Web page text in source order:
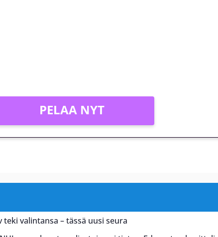
PELAA NYT
teki valintansa – tässä uusi seura